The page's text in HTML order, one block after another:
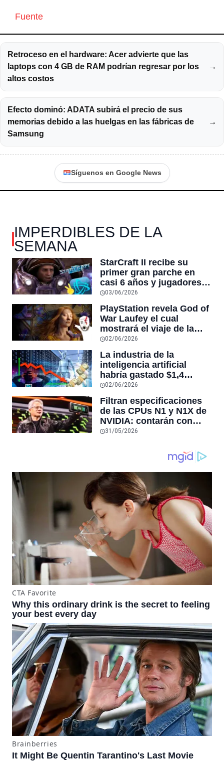
Fuente
Retroceso en el hardware: Acer advierte que las
laptops con 4 GB de RAM podrían regresar por los
altos costos
→
Efecto dominó: ADATA subirá el precio de sus
memorias debido a las huelgas en las fábricas de
Samsung
→
Síguenos en Google News
IMPERDIBLES DE LA
SEMANA
StarCraft II recibe su
primer gran parche en
casi 6 años y jugadores
dicen que es
nuevo”
03/06/2026
PlayStation revela God of
War Laufey el cual
mostrará el viaje de la
esposa de Kratos tras su
02/06/2026
La industria de la
inteligencia artificial
habría gastado $1,4
billones de dólares y aún
sitio que rastrea la
economía de este auge
02/06/2026
Filtran especificaciones
de las CPUs N1 y N1X de
NVIDIA: contarán con
hasta 20 núcleos Arm y el
en configuraciones de 12
31/05/2026